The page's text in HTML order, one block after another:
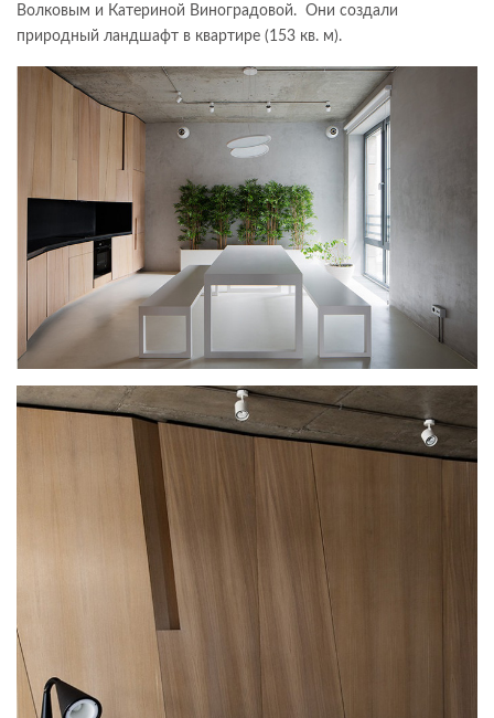
Волковым и Катериной Виноградовой. Они создали
природный ландшафт в квартире (153 кв. м).